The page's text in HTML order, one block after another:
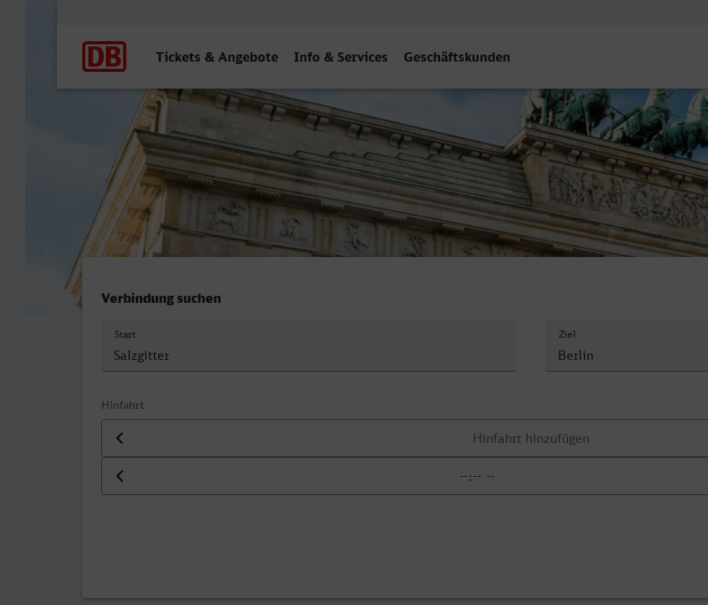
Tickets & Angebote Info & Services Geschäftskunden
Lengede-Broistedt - Berlin Hbf
Verbindung suchen
Start Ziel
Hinfahrt
Datum der Hinfahrt
Uhrzeit der Hinfahrt